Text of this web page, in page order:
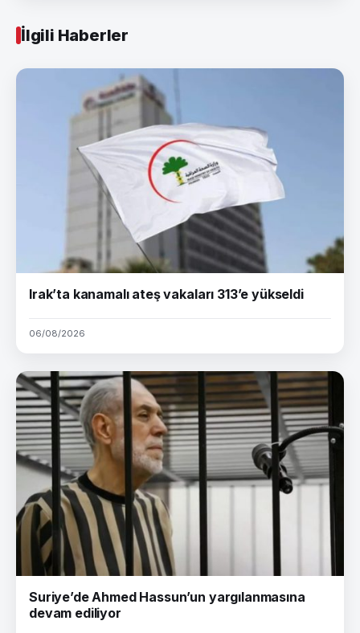
İlgili Haberler
Irak’ta kanamalı ateş vakaları 313’e yükseldi
06/08/2026
Suriye’de Ahmed Hassun’un yargılanmasına
devam ediliyor